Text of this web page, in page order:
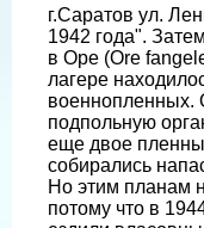
г.Саратов ул.
1942 года".
в Оре (Ore
лагере
военнопленных.
подпольную
еще двое
собирались
Но этим планам
потому что в